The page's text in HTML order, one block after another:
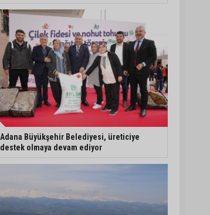
İmamoğlu’nda hijyen ve
etiket kontrolü
Mustafa Özkan: "Yüreğir
Belediye Başkan Vekilliği
seçimine ilişkin hukuki
süreç başlatıldı"
Adana Büyükşehir Belediyesi, üreticiye
destek olmaya devam ediyor